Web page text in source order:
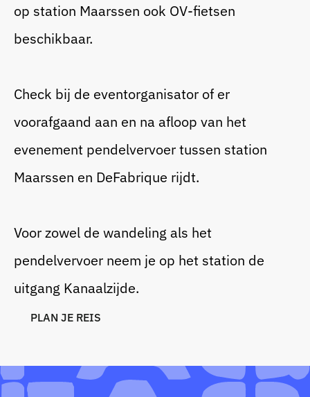
op station Maarssen ook OV-fietsen
beschikbaar.
Check bij de eventorganisator of er
voorafgaand aan en na afloop van het
evenement pendelvervoer tussen station
Maarssen en DeFabrique rijdt.
Voor zowel de wandeling als het
pendelvervoer neem je op het station de
uitgang Kanaalzijde.
PLAN JE REIS